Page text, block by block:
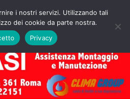
MENU
i nostri servizi. Utilizzando tali
dei cookie da parte nostra.
Privacy